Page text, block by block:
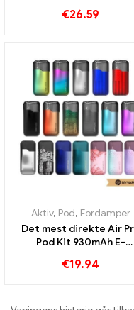
€26.59
Aktiv, Pod, Fordamper
Det mest direkte Air
Pod Kit 930mAh E-
€19.94